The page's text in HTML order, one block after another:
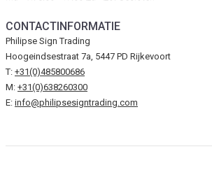
CONTACTINFORMATIE
Philipse Sign Trading
Hoogeindsestraat 7a, 5447 PD Rijkevoort
T: +31(0)485800686
M: +31(0)638260300
E: info@philipsesigntrading.com